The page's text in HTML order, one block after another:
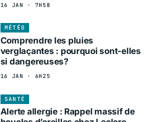
16 JAN · 7H58
MÉTÉO
Comprendre les pluies
verglaçantes : pourquoi sont-elles
si dangereuses?
16 JAN · 6H25
SANTÉ
Alerte allergie : Rappel massif de